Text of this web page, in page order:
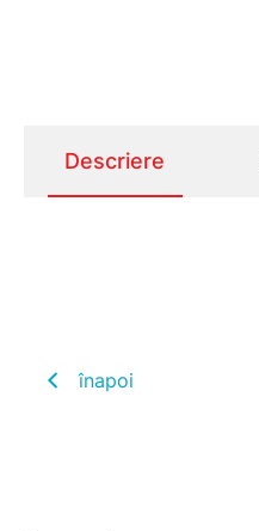
Descriere
înapoi